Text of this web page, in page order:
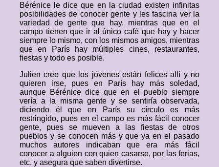
Bérénice le dice que en la ciudad existen infinitas
posibilidades de conocer gente y les fascina ver la
variedad de gente que hay, mientras que en el
campo tienen que ir al único café que hay y hacer
siempre lo mismo, con los mismos amigos, mientras
que en París hay múltiples cines, restaurantes,
fiestas y todo es posible.
Julien cree que los jóvenes están felices allí y no
quieren irse, pues en París hay más soledad,
aunque Bérénice dice que en el pueblo siempre
vería a la misma gente y se sentiría observada,
diciendo él que en París su círculo es más
restringido, pues en el campo es más fácil conocer
gente, pues se mueven a las fiestas de otros
pueblos y se conocen más y que ya en el pasado
muchos autores indicaban que era más fácil
conocer a alguien con quien casarse, por las ferias,
etc. y asegura que saben divertirse.